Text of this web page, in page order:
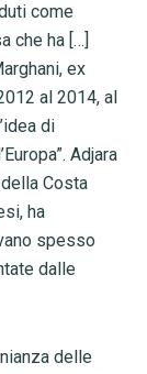
come
che ha […]
ex
al 2014, al
di
Adjara
Costa
ha
spesso
dalle
delle